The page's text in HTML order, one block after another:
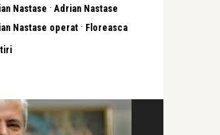
Nastase · Adrian Nastase
Nastase operat · Floreasca